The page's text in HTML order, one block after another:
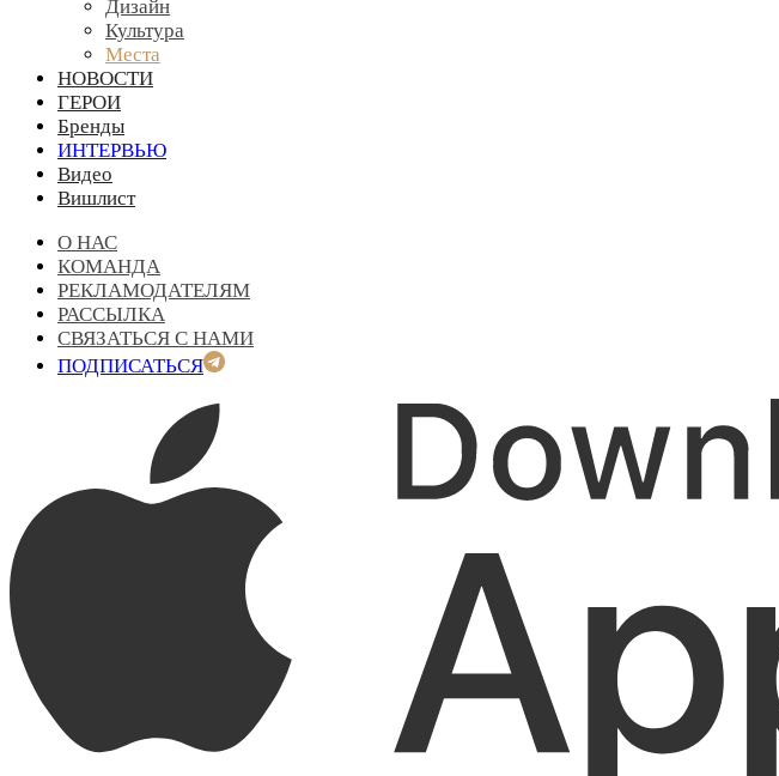
Дизайн
Культура
Места
НОВОСТИ
ГЕРОИ
Бренды
ИНТЕРВЬЮ
Видео
Вишлист
О НАС
КОМАНДА
РЕКЛАМОДАТЕЛЯМ
РАССЫЛКА
СВЯЗАТЬСЯ С НАМИ
ПОДПИСАТЬСЯ